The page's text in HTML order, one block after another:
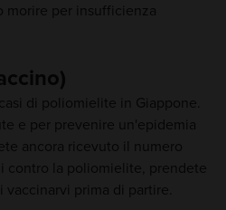
morire per insufficienza
di poliomielite in Giappone.
e per prevenire un'epidemia
ancora ricevuto il numero
contro la poliomielite, prendete
vaccinarvi prima di partire.